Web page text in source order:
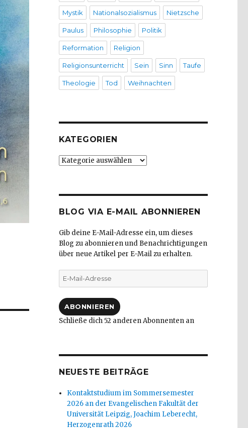
Mystik Nationalsozialismus Nietzsche
Paulus Philosophie Politik
Reformation Religion
Religionsunterricht Sein Sinn Taufe
Theologie Tod Weihnachten
KATEGORIEN
Kategorien
BLOG VIA E-MAIL ABONNIEREN
Gib deine E-Mail-Adresse ein, um dieses
Blog zu abonnieren und Benachrichtigungen
über neue Artikel per E-Mail zu erhalten.
E-
Mail-
ABONNIEREN
Schließe dich 52 anderen Abonnenten an
NEUESTE BEITRÄGE
Kontaktstudium im Sommersemester
2026 an der Evangelischen Fakultät der
Universität Leipzig, Joachim Leberecht,
Herzogenrath 2026